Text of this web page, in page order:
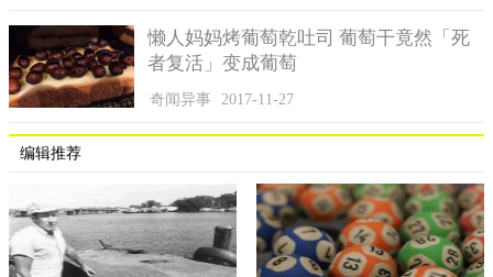
懒人妈妈烤葡萄乾吐司 葡萄干竟然「死
者复活」变成葡萄
奇闻异事 2017-11-27
编辑推荐